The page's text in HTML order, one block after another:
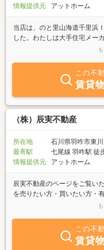
情報提供元
アットホーム
当店は、のと里山海道千里浜
した。わたしは大手住宅メー
基に信頼を頂けるパートナー
新築・リフォーム・耐震強化
（医院・高齢者住宅・理美容
御相談までＦＰとしてのお手
に貢献しています。是非一度
す。
この不
賃貸
（株）辰実不動産
所在地
石川県羽咋市東
最寄駅
七尾線 羽咋駅 徒
情報提供元
アットホーム
辰実不動産のページをご覧い
を売りたい方・買いたい方・
秘密は厳守致します。お気軽
スタッフ一同心をこめてお手
この不
賃貸